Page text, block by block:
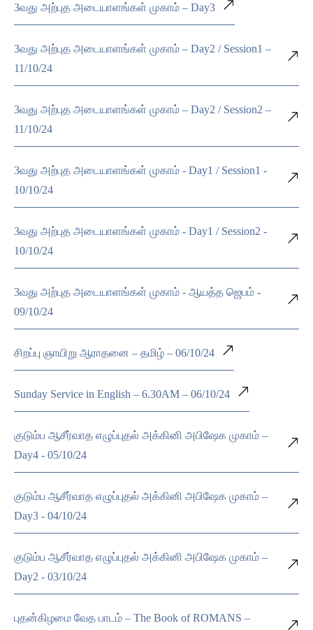
3வது அற்புத அடையாளங்கள் முகாம் – Day3
3வது அற்புத அடையாளங்கள் முகாம் – Day2 / Session1 –
11/10/24
3வது அற்புத அடையாளங்கள் முகாம் – Day2 / Session2 –
11/10/24
3வது அற்புத அடையாளங்கள் முகாம் - Day1 / Session1 -
10/10/24
3வது அற்புத அடையாளங்கள் முகாம் - Day1 / Session2 -
10/10/24
3வது அற்புத அடையாளங்கள் முகாம் - ஆயத்த ஜெபம் -
09/10/24
சிறப்பு ஞாயிறு ஆராதனை – தமிழ் – 06/10/24
Sunday Service in English – 6.30AM – 06/10/24
குடும்ப ஆசீர்வாத எழுப்புதல் அக்கினி அபிஷேக முகாம் –
Day4 - 05/10/24
குடும்ப ஆசீர்வாத எழுப்புதல் அக்கினி அபிஷேக முகாம் –
Day3 - 04/10/24
குடும்ப ஆசீர்வாத எழுப்புதல் அக்கினி அபிஷேக முகாம் –
Day2 - 03/10/24
புதன்கிழமை வேத பாடம் – The Book of ROMANS –